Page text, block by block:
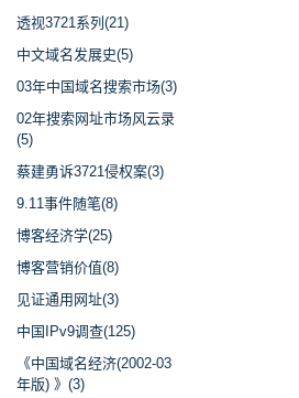
透视3721系列(21)
中文域名发展史(5)
03年中国域名搜索市场(3)
02年搜索网址市场风云录
(5)
蔡建勇诉3721侵权案(3)
9.11事件随笔(8)
博客经济学(25)
博客营销价值(8)
见证通用网址(3)
中国IPv9调查(125)
《中国域名经济(2002-03
年版) 》(3)